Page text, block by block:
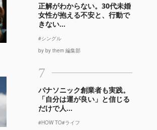
正解がわからない。30代未婚
女性が抱える不安と、行動で
きない...
#シングル
by by them 編集部
7
パナソニック創業者も実践。
「自分は運が良い」と信じる
だけで人...
#HOW TO#ライフ